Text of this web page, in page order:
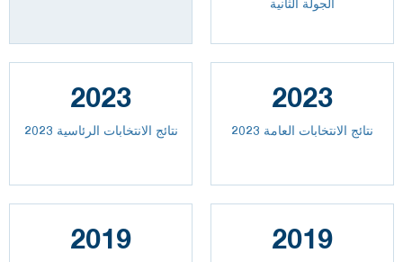
2023
نتائج الانتخابات الرئاسية 2023
2023
2023 نتائج الانتخابات العامة
2019 2019